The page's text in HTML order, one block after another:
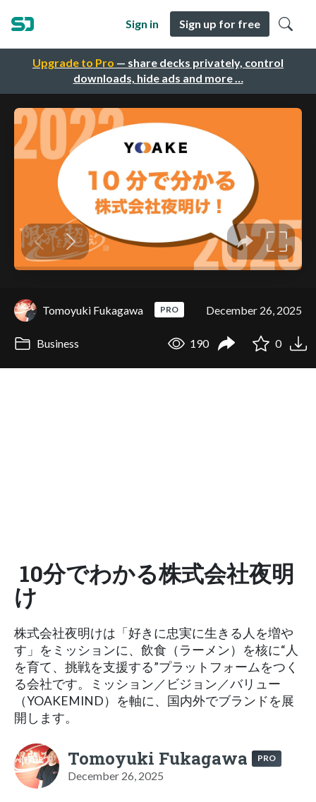
Upgrade to Pro — share decks privately, control
downloads, hide ads and more …
Sign in Sign up for free
Tomoyuki Fukagawa PRO December 26, 2025
Business 190 0
10分でわかる株式会社夜明
け
株式会社夜明けは「好きに忠実に生きる人を増や
す」をミッションに、飲食（ラーメン）を核に“人
を育て、挑戦を支援する”プラットフォームをつく
る会社です。ミッション／ビジョン／バリュー
（YOAKEMIND）を軸に、国内外でブランドを展
開します。
Tomoyuki Fukagawa PRO
December 26, 2025